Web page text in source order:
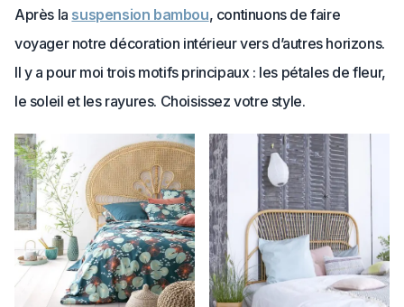
Après la suspension bambou, continuons de faire
voyager notre décoration intérieur vers d’autres horizons.
Il y a pour moi trois motifs principaux : les pétales de fleur,
le soleil et les rayures. Choisissez votre style.